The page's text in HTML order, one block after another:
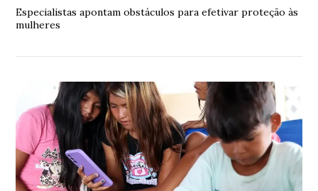
Especialistas apontam obstáculos para efetivar proteção às
mulheres